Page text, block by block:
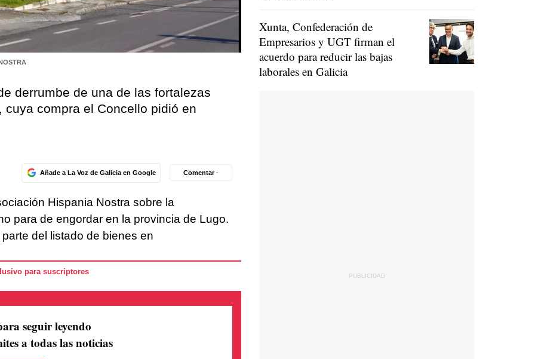
derrumbe de una de las fortalezas
compra el Concello pidió en
Añade a La Voz de Galicia en Google Comentar ·
Hispania Nostra sobre la
para de engordar en la provincia de Lugo.
del listado de bienes en
para suscriptores
seguir leyendo
a todas las noticias
Xunta, Confederación de
Empresarios y UGT firman el
acuerdo para reducir las bajas
laborales en Galicia